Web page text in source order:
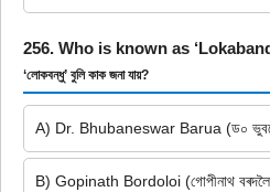
256. Who is known as
‘লোকবন্ধু’ বুলি কাক জনা যায়?
A) Dr. Bhubaneswar Barua (ড০
B) Gopinath Bordoloi (গোপীনাথ